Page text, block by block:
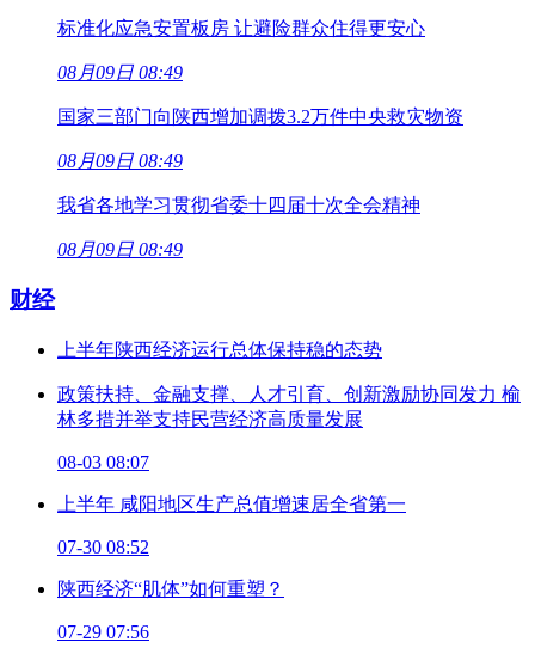
标准化应急安置板房 让避险群众住得更安心
08月09日 08:49
国家三部门向陕西增加调拨3.2万件中央救灾物资
08月09日 08:49
我省各地学习贯彻省委十四届十次全会精神
08月09日 08:49
财经
上半年陕西经济运行总体保持稳的态势
政策扶持、金融支撑、人才引育、创新激励协同发力 榆
林多措并举支持民营经济高质量发展
08-03 08:07
上半年 咸阳地区生产总值增速居全省第一
07-30 08:52
陕西经济“肌体”如何重塑？
07-29 07:56